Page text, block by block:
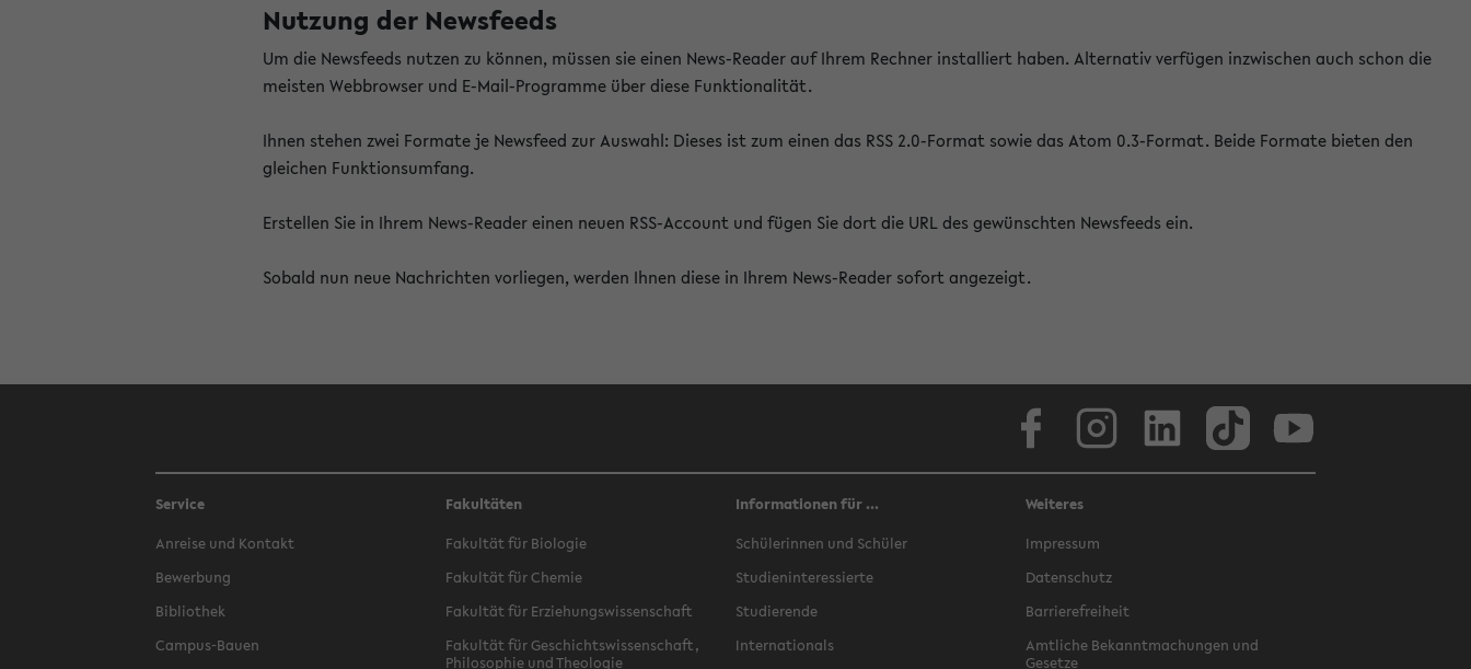
Nutzung der Newsfeeds
Um die Newsfeeds nutzen zu können, müssen sie einen News-Reader auf Ihrem Rechner installiert haben. Alternativ verfügen inzwischen auch schon die
meisten Webbrowser und E-Mail-Programme über diese Funktionalität.
Ihnen stehen zwei Formate je Newsfeed zur Auswahl: Dieses ist zum einen das RSS 2.0-Format sowie das Atom 0.3-Format. Beide Formate bieten den
gleichen Funktionsumfang.
Erstellen Sie in Ihrem News-Reader einen neuen RSS-Account und fügen Sie dort die URL des gewünschten Newsfeeds ein.
Sobald nun neue Nachrichten vorliegen, werden Ihnen diese in Ihrem News-Reader sofort angezeigt.
Service
Anreise und Kontakt
Bewerbung
Bibliothek
Campus-Bauen
Fakultäten
Fakultät für Biologie
Fakultät für Chemie
Fakultät für Erziehungswissenschaft
Fakultät für Geschichtswissenschaft,
Philosophie und Theologie
Informationen für ...
Schülerinnen und Schüler
Studieninteressierte
Studierende
Internationals
Weiteres
Impressum
Datenschutz
Barrierefreiheit
Amtliche Bekanntmachungen und
Gesetze